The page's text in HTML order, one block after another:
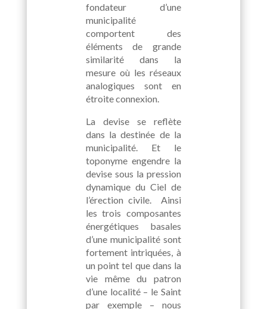
fondateur d’une
municipalité
comportent des
éléments de grande
similarité dans la
mesure où les réseaux
analogiques sont en
étroite connexion.
La devise se reflète
dans la destinée de la
municipalité. Et le
toponyme engendre la
devise sous la pression
dynamique du Ciel de
l’érection civile. Ainsi
les trois composantes
énergétiques basales
d’une municipalité sont
fortement intriquées, à
un point tel que dans la
vie même du patron
d’une localité – le Saint
par exemple – nous